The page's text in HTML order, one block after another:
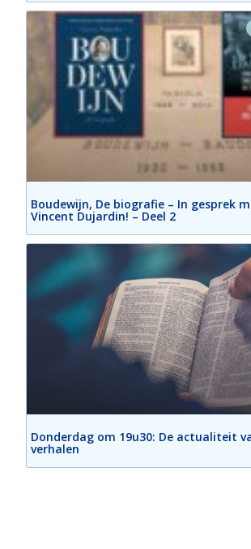
Boudewijn, De biografie – In gesprek
Vincent Dujardin! – Deel 2
Donderdag om 19u30: De actualiteit
verhalen